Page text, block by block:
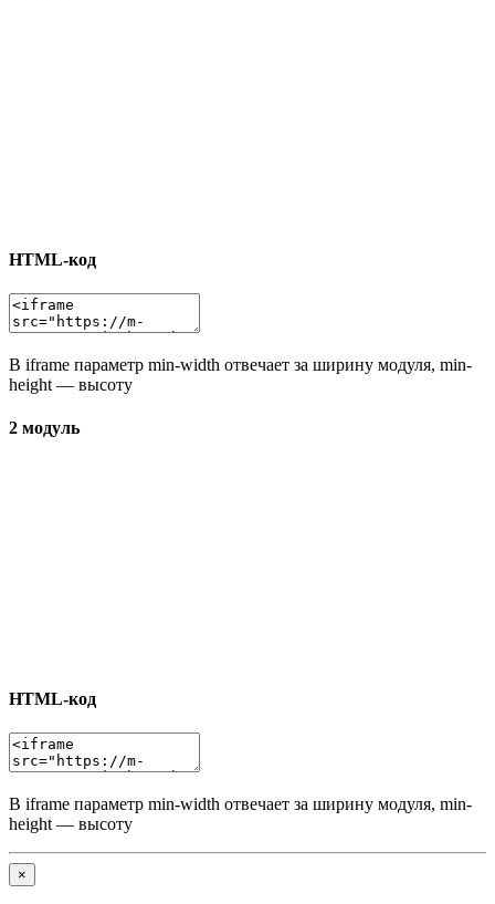
HTML-код
В iframe параметр min-width отвечает за ширину модуля, min-
height — высоту
2 модуль
HTML-код
В iframe параметр min-width отвечает за ширину модуля, min-
height — высоту
×